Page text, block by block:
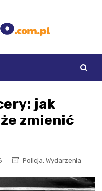
jak
zmienić
Policja, Wydarzenia